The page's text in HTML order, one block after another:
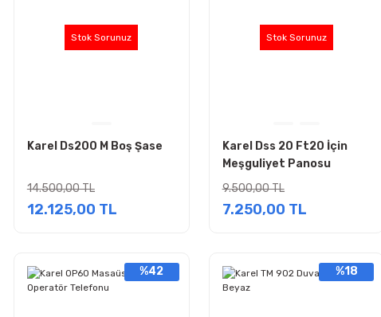
Stok Sorunuz
Karel Ds200 M Boş Şase
14.500,00 TL
12.125,00 TL
Stok Sorunuz
Karel Dss 20 Ft20 İçin
Meşguliyet Panosu
9.500,00 TL
7.250,00 TL
%42 %18